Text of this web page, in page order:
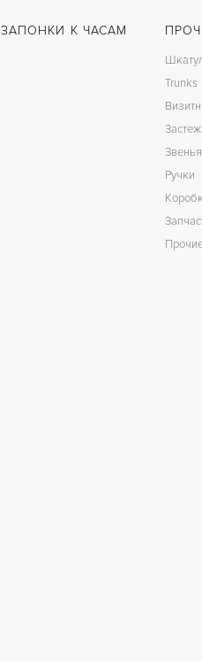
ЗАПОНКИ К ЧАСАМ
Trunks
Звенья
Ручки